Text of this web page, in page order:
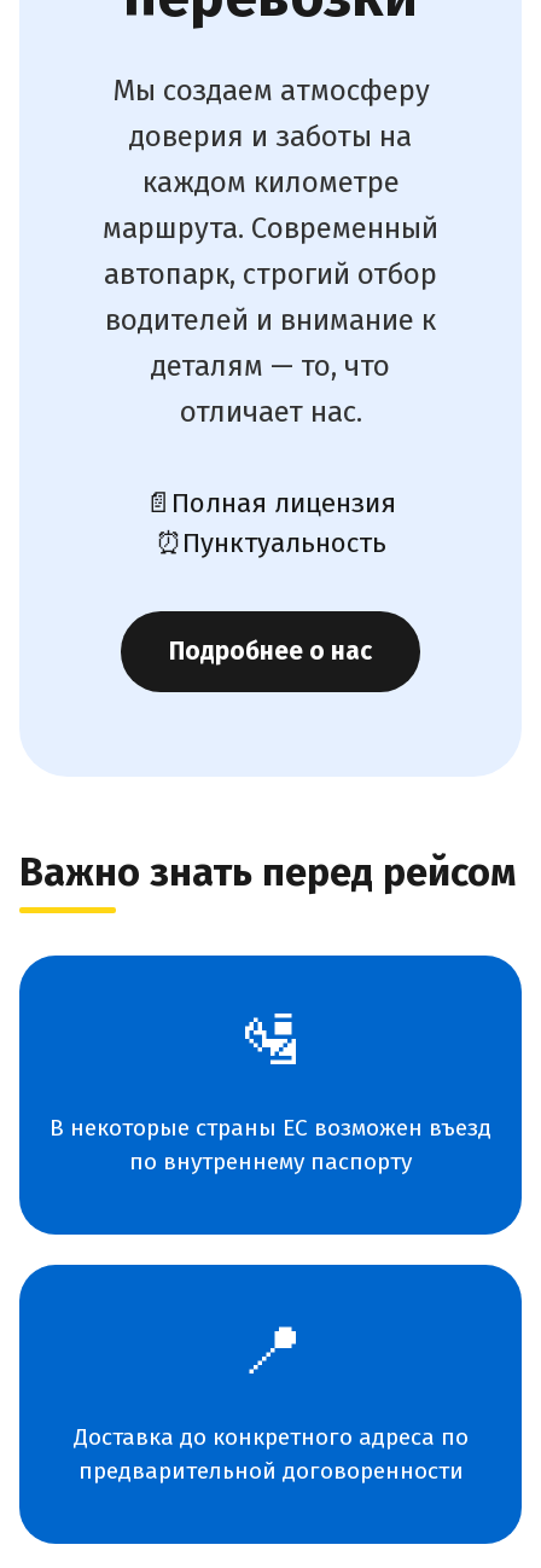
Мы создаем атмосферу
доверия и заботы на
каждом километре
маршрута. Современный
автопарк, строгий отбор
водителей и внимание к
деталям — то, что
отличает нас.
📄 Полная лицензия
⏰Пунктуальность
Подробнее о нас
Важно знать перед рейсом
🛂
В некоторые страны ЕС возможен въезд
по внутреннему паспорту
📍
Доставка до конкретного адреса по
предварительной договоренности